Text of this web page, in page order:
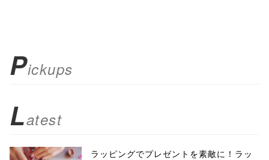
Pickups
Latest
ラッピングでプレゼントを素敵に！ラッ